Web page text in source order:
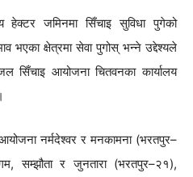
हेक्टर जमिनमा सिँचाइ सुविधा पुगेको
भएका क्षेत्रमा सेवा पुगोस् भन्ने उद्देश्यले
सिँचाइ आयोजना चितवनका कार्यालय
नर्मदेश्वर र मनकामना (भरतपुर–
सम्झौता र जुनतारा (भरतपुर–२१),